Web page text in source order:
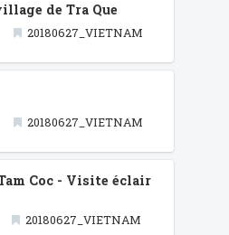
de Tra Que
20180627_VIETNAM
20180627_VIETNAM
Coc - Visite éclair
20180627_VIETNAM